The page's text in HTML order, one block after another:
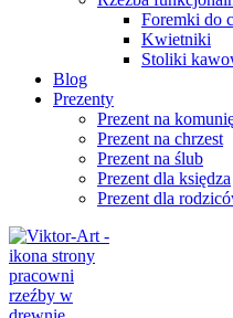
Foremki do
Kwietniki
Stoliki
Blog
Prezenty
Prezent na
Prezent na chrzest
Prezent na ślub
Prezent dla księdza
Prezent dla